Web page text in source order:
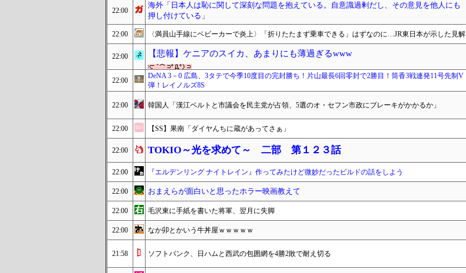
22:00
海外「日本人は恥に関して深刻な問題を抱えている。自意識過剰だし、その意見を他人にも
押し付けている」
22:00 〈満員山手線にベビーカーで炎上〉「折りたたまず乗車できる」はずなのに…JR東日本が示した見解
22:00 【悲報】ケニアのスイカ、あまりにも薄過ぎるwww
22:00
DeNA 3－0 広島、3タテで今季10度目の完封勝ち！片山最長6回零封で2勝目！筒香3戦連発11号先制V
弾！レイノルズ8S
22:00 韓国人「漢江ベルトと市議会を民主党が占領、5選のオ・セフン市政にブレーキがかかるか」
22:00 【SS】果南「ダイヤんちに蔵があってさぁ」
22:00 TOKIO～光を求めて～ 二部 第１２３話
22:00 『エルデンリング ナイトレイン』作ってみたけど微妙だったビルドの話をしよう
22:00 おまえらが面白いと思ったホラー映画教えて
22:00 毛沢東に手紙を書いた将軍、翌月に失脚
22:00 なか卯とかいう牛丼屋ｗｗｗｗｗ
21:58 ソフトバンク、日ハムと西武の包囲網を4勝2敗で耐え切る